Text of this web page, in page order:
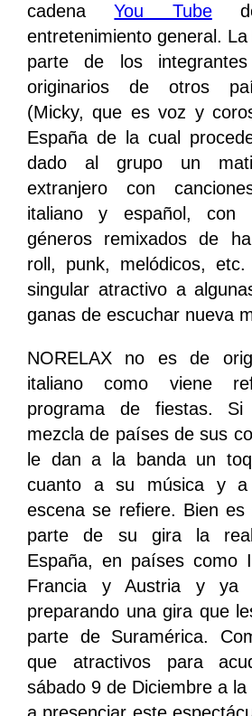
cadenaYou Tube
entretenimiento general.
parte de los
originarios de otros
(Micky, que es voz y
España de la cual
dado al grupo un
extranjero con
italiano y español, con
géneros remixados de
roll, punk, melódicos,
singular atractivo a
ganas de escuchar nueva
NORELAX no es de
italiano como viene
programa de fiestas.
mezcla de países de sus
le dan a la banda un
cuanto a su música y
escena se refiere. Bien es
parte de su gira la
España, en países como
Francia y Austria y ya
preparando una gira que
parte de Suramérica.
que atractivos para
sábado 9 de Diciembre a la